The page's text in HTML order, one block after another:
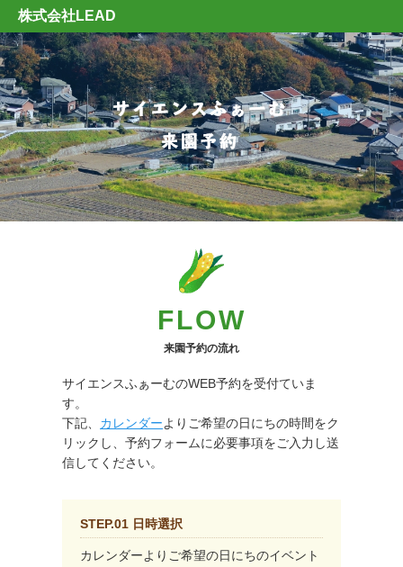
株式会社LEAD
FLOW
来園予約の流れ
サイエンスふぁーむのWEB予約を受付ていま
す。
下記、 カレンダーよりご希望の日にちの時間をク
リックし、予約フォームに必要事項をご入力し送
信してください。
STEP.01 日時選択
カレンダーよりご希望の日にちのイベント